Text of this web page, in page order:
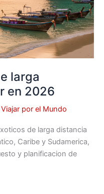
larga
en 2026
Viajar por el Mundo
de larga distancia
Caribe y Sudamerica,
y planificacion de